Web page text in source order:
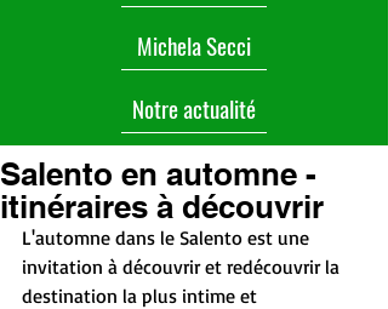
Michela Secci
Notre actualité
Salento en automne -
itinéraires à découvrir
L'automne dans le Salento est une
invitation à découvrir et redécouvrir la
destination la plus intime et